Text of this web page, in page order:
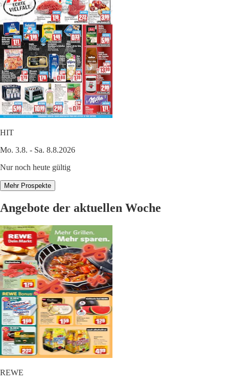
HIT
Mo. 3.8. - Sa. 8.8.2026
Nur noch heute gültig
Mehr Prospekte
Angebote der aktuellen Woche
REWE